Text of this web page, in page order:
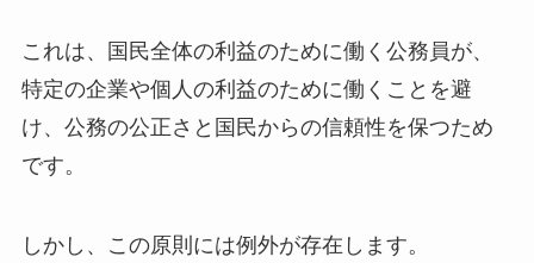
これは、国民全体の利益のために働く公務員が、
特定の企業や個人の利益のために働くことを避
け、公務の公正さと国民からの信頼性を保つため
です。
しかし、この原則には例外が存在します。